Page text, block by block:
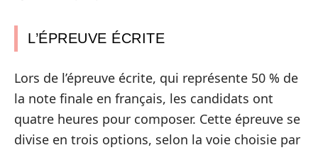
L’ÉPREUVE ÉCRITE
Lors de l’épreuve écrite, qui représente 50 % de
la note finale en français, les candidats ont
quatre heures pour composer. Cette épreuve se
divise en trois options, selon la voie choisie par